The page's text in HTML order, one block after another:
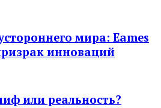
мира: Eames
инноваций
или реальность?